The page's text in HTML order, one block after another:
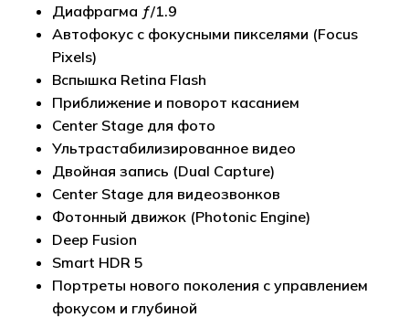
Диафрагма ƒ/1.9
Автофокус с фокусными пикселями (Focus
Pixels)
Вспышка Retina Flash
Приближение и поворот касанием
Center Stage для фото
Ультрастабилизированное видео
Двойная запись (Dual Capture)
Center Stage для видеозвонков
Фотонный движок (Photonic Engine)
Deep Fusion
Smart HDR 5
Портреты нового поколения с управлением
фокусом и глубиной